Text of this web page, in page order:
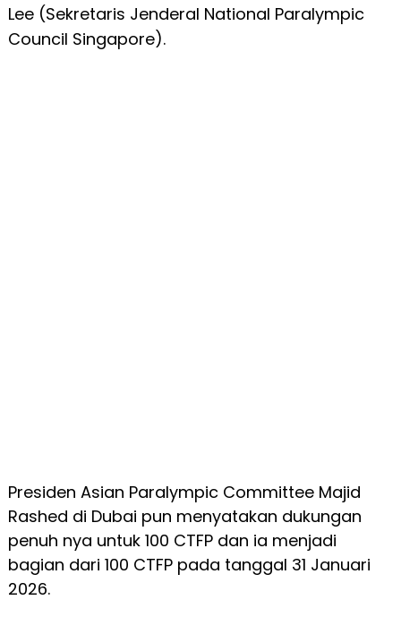
Lee (Sekretaris Jenderal National Paralympic
Council Singapore).
Presiden Asian Paralympic Committee Majid
Rashed di Dubai pun menyatakan dukungan
penuh nya untuk 100 CTFP dan ia menjadi
bagian dari 100 CTFP pada tanggal 31 Januari
2026.